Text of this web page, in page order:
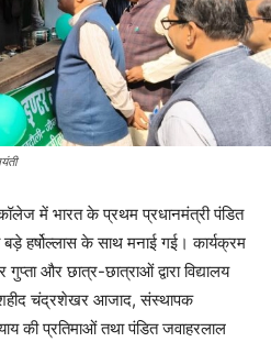
में भारत के प्रथम प्रधानमंत्री पंडित
हर्षोल्लास के साथ मनाई गई। कार्यक्रम
और छात्र-छात्राओं द्वारा विद्यालय
शहीद चंद्रशेखर आजाद, संस्थापक
की प्रतिमाओं तथा पंडित जवाहरलाल